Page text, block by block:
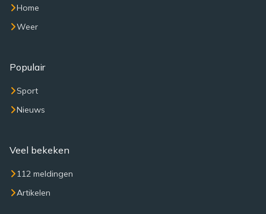
Home
Weer
Populair
Sport
Nieuws
Veel bekeken
112 meldingen
Artikelen